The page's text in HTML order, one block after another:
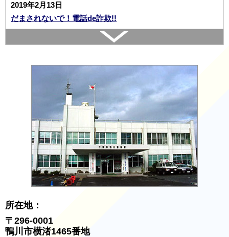
2019年2月13日
だまされないで！電話de詐欺!!
所在地：
〒296-0001
鴨川市横渚1465番地